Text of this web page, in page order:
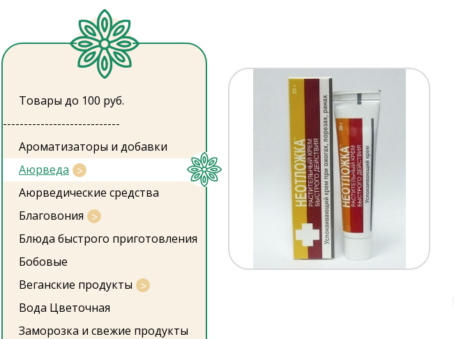
Товары до 100 руб.
----------------------------
Ароматизаторы и добавки
Аюрведа
Аюрведические средства
Благовония
Блюда быстрого приготовления
Бобовые
Веганские продукты
Вода Цветочная
Заморозка и свежие продукты